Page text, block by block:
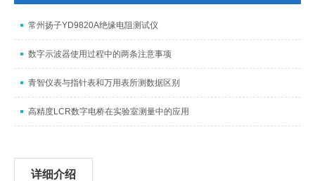
常州扬子YD9820A绝缘电阻测试仪
数字示波器使用过程中的两条注意事项
青智仪表与指针表和万用表所测数据区别
高精度LCR数字电桥在实验室测量中的应用
详细介绍